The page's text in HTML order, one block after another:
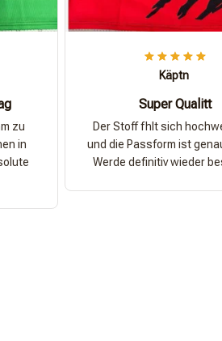
zu
in
Käptn
Super Qualitt
Der Stoff fhlt sich
und die Passform ist
Werde definitiv wieder